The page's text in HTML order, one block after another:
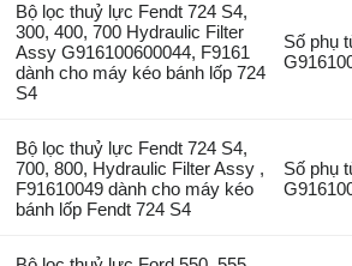
Bộ lọc thuỷ lực Fendt 724 S4,
300, 400, 700 Hydraulic Filter
Assy G916100600044, F9161
dành cho máy kéo bánh lốp 724
S4
Số phụ
Bộ lọc thuỷ lực Fendt 724 S4,
700, 800, Hydraulic Filter Assy ,
F91610049 dành cho máy kéo
bánh lốp Fendt 724 S4
Số phụ